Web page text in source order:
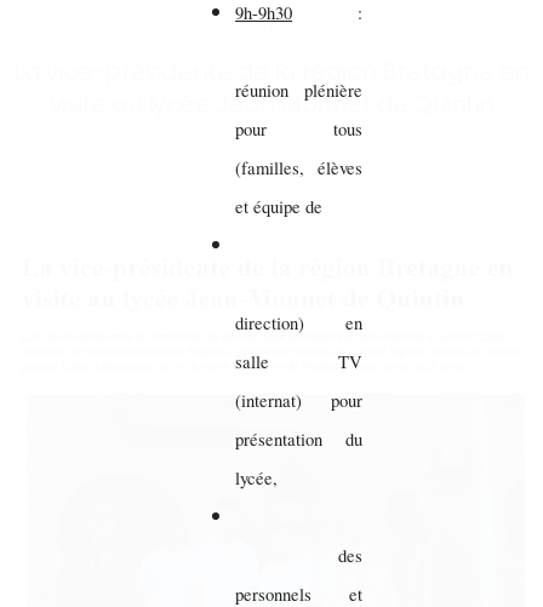
9h-9h30 :
réunion plénière
pour tous
(familles, élèves
et équipe de
direction) en
salle TV
(internat) pour
présentation du
lycée,
des
personnels et
visite au lycée Jean Monnet de Quintin